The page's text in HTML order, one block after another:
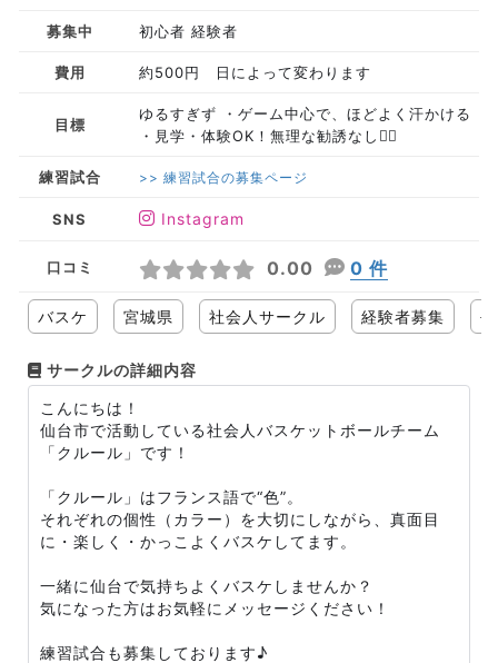
募集中 初心者 経験者
費用 約500円 日によって変わります
目標
ゆるすぎず ・ゲーム中心で、ほどよく汗かける
・見学・体験OK！無理な勧誘なし🙆‍♂️
練習試合 >> 練習試合の募集ページ
SNS Instagram
口コミ 0.00 0 件
バスケ 宮城県 社会人サークル 経験者募集
サークルの詳細内容
こんにちは！
仙台市で活動している社会人バスケットボールチーム
「クルール」です！
「クルール」はフランス語で“色”。
それぞれの個性（カラー）を大切にしながら、真面目
に・楽しく・かっこよくバスケしてます。
一緒に仙台で気持ちよくバスケしませんか？
気になった方はお気軽にメッセージください！
練習試合も募集しております♪